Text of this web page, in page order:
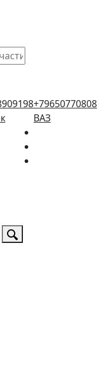
+79650770808
ВАЗ